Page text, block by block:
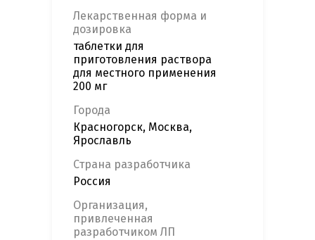
Лекарственная форма и
дозировка
таблетки для
приготовления раствора
для местного применения
200 мг
Города
Красногорск, Москва,
Ярославль
Страна разработчика
Россия
Организация,
привлеченная
разработчиком ЛП